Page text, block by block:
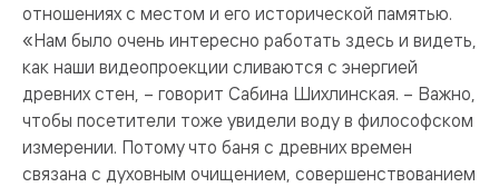
отношениях с местом и его исторической памятью.
«Нам было очень интересно работать здесь и видеть,
как наши видеопроекции сливаются с энергией
древних стен, – говорит Сабина Шихлинская. – Важно,
чтобы посетители тоже увидели воду в философском
измерении. Потому что баня с древних времен
связана с духовным очищением, совершенствованием